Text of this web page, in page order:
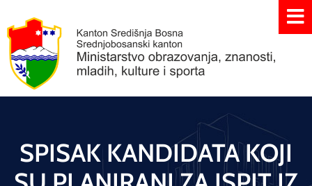
SPISAK KANDIDATA KOJI